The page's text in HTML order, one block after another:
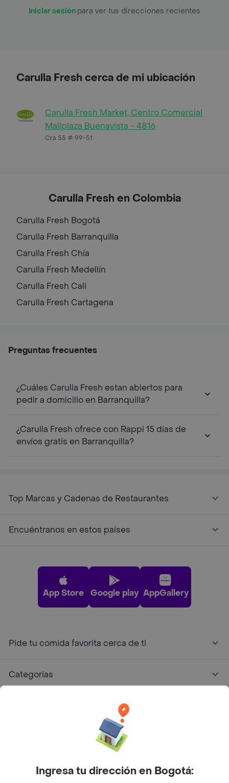
Iniciar sesión para ver tus direcciones recientes
Carulla Fresh cerca de mi ubicación
Carulla Fresh Market, Centro Comercial
Mallplaza Buenavista - 4816
Cra 55 # 99-51
Carulla Fresh en Colombia
Carulla Fresh Bogotá
Carulla Fresh Barranquilla
Carulla Fresh Chía
Carulla Fresh Medellín
Carulla Fresh Cali
Carulla Fresh Cartagena
Preguntas frecuentes
¿Cuáles Carulla Fresh estan abiertos para
pedir a domicilio en Barranquilla?
¿Carulla Fresh ofrece con Rappi 15 días de
envíos gratis en Barranquilla?
Top Marcas y Cadenas de Restaurantes
Encuéntranos en estos países
App Store Google play AppGallery
Pide tu comida favorita cerca de ti
Categorías
Facebook
Twitter
Instagram
Ingresa tu dirección en Bogotá: